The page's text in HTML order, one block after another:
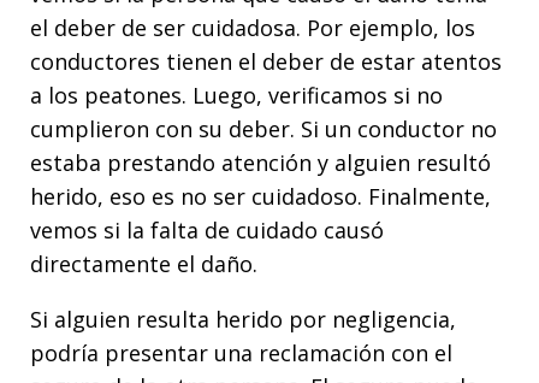
el deber de ser cuidadosa. Por ejemplo, los
conductores tienen el deber de estar atentos
a los peatones. Luego, verificamos si no
cumplieron con su deber. Si un conductor no
estaba prestando atención y alguien resultó
herido, eso es no ser cuidadoso. Finalmente,
vemos si la falta de cuidado causó
directamente el daño.
Si alguien resulta herido por negligencia,
podría presentar una reclamación con el